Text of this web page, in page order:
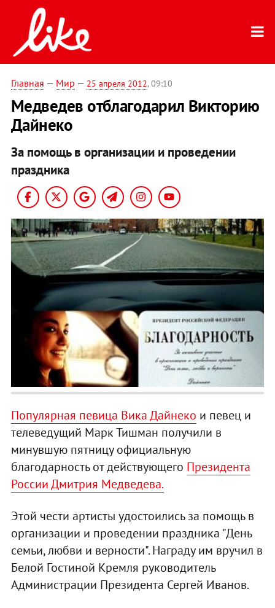
Главная — Мир — 25 апреля 2012, 09:10
Медведев отблагодарил Викторию
Дайнеко
За помощь в организации и проведении
праздника
Популярная певица Вика Дайнеко и певец и
телеведущий Марк Тишман получили в
минувшую пятницу официальную
благодарность от действующего Президента
России Дмитрия Медведева.
Этой чести артисты удостоились за помощь в
организации и проведении праздника "День
семьи, любви и верности". Награду им вручил в
Белой Гостиной Кремля руководитель
Администрации Президента Сергей Иванов.